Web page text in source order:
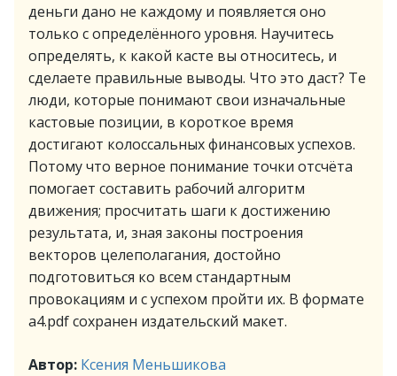
деньги дано не каждому и появляется оно
только с определённого уровня. Научитесь
определять, к какой касте вы относитесь, и
сделаете правильные выводы. Что это даст? Те
люди, которые понимают свои изначальные
кастовые позиции, в короткое время
достигают колоссальных финансовых успехов.
Потому что верное понимание точки отсчёта
помогает составить рабочий алгоритм
движения; просчитать шаги к достижению
результата, и, зная законы построения
векторов целеполагания, достойно
подготовиться ко всем стандартным
провокациям и с успехом пройти их. В формате
a4.pdf сохранен издательский макет.
Автор: Ксения Меньшикова